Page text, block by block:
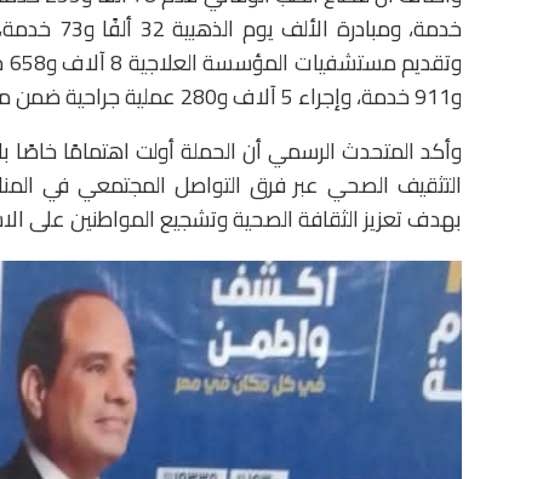
و911 خدمة، وإجراء 5 آلاف و280 عملية جراحية ضمن مبادرة إنهاء قوائم الانتظار.
التثقيف الصحي عبر فرق التواصل المجتمعي في
بهدف تعزيز الثقافة الصحية وتشجيع المواطنين على